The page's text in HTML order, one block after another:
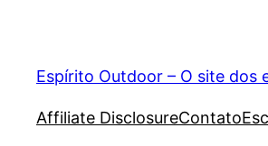
Espírito Outdoor – O site dos
Affiliate DisclosureContato